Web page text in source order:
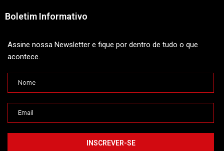
Boletim Informativo
Assine nossa Newsletter e fique por dentro de tudo o que
acontece.